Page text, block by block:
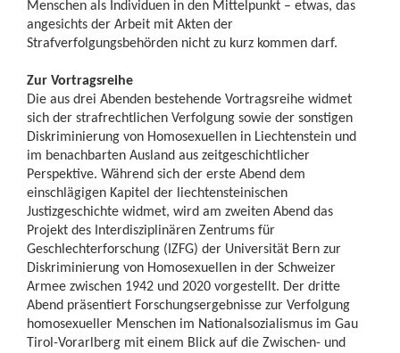
Menschen als Individuen in den Mittelpunkt – etwas, das
angesichts der Arbeit mit Akten der
Strafverfolgungsbehörden nicht zu kurz kommen darf.
Zur Vortragsreihe
Die aus drei Abenden bestehende Vortragsreihe widmet
sich der strafrechtlichen Verfolgung sowie der sonstigen
Diskriminierung von Homosexuellen in Liechtenstein und
im benachbarten Ausland aus zeitgeschichtlicher
Perspektive. Während sich der erste Abend dem
einschlägigen Kapitel der liechtensteinischen
Justizgeschichte widmet, wird am zweiten Abend das
Projekt des Interdisziplinären Zentrums für
Geschlechterforschung (IZFG) der Universität Bern zur
Diskriminierung von Homosexuellen in der Schweizer
Armee zwischen 1942 und 2020 vorgestellt. Der dritte
Abend präsentiert Forschungsergebnisse zur Verfolgung
homosexueller Menschen im Nationalsozialismus im Gau
Tirol-Vorarlberg mit einem Blick auf die Zwischen- und